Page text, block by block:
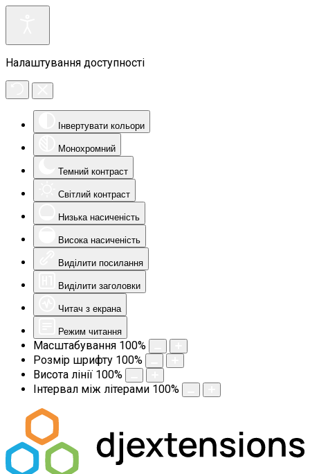
Налаштування доступності
Інвертувати кольори
Монохромний
Темний контраст
Світлий контраст
Низька насиченість
Висока насиченість
Виділити посилання
Виділити заголовки
Читач з екрана
Режим читання
Масштабування 100%
Розмір шрифту 100%
Висота лінії 100%
Інтервал між літерами 100%